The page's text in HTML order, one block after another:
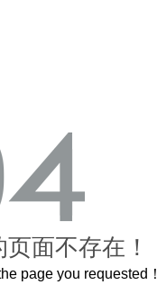
面不存在！
page you requested！